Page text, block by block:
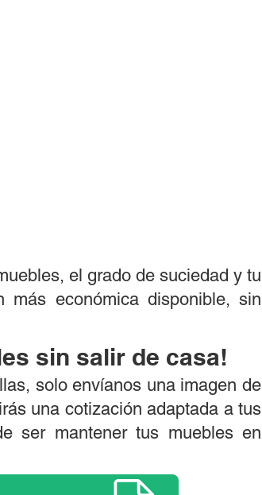
el grado de suciedad y tu
más económica disponible, sin
sin salir de casa!
solo envíanos una imagen de
una cotización adaptada a tus
ser mantener tus muebles en